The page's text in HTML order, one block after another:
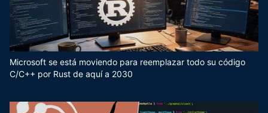
Microsoft se está moviendo para reemplazar todo su código
C/C++ por Rust de aquí a 2030